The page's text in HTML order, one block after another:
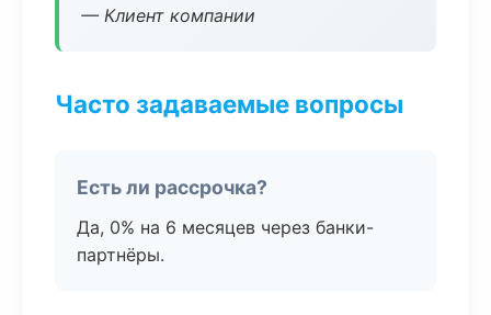
— Клиент компании
Часто задаваемые вопросы
Есть ли рассрочка?
Да, 0% на 6 месяцев через банки-
партнёры.